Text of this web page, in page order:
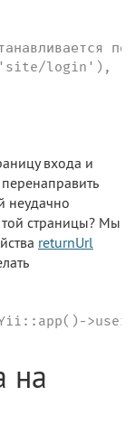
по
login'),
входа и
неудачно
той страницы? Мы
returnUrl
на